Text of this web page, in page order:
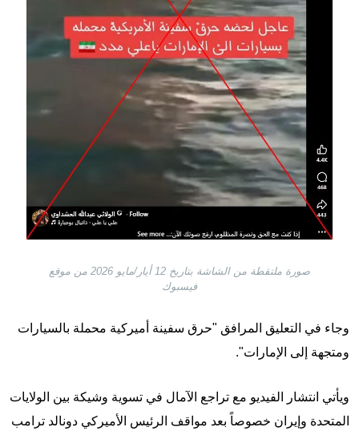
صورة ملتقطة من الشاشة بتاريخ 12 أيار/مايو 2026 من موقع
فيسبوك
وجاء في التعليق المرافق "حرق سفينة أميركية محملة بالسيارات
ومتجهة إلى الإمارات".
ويأتي انتشار الفيديو مع تراجع الآمال في تسوية وشيكة بين الولايات
المتحدة وإيران خصوصاً بعد مواقف الرئيس الأميركي دونالد ترامب